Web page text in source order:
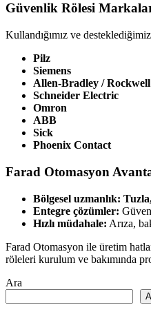
Güvenlik Rölesi
Kullandığımız ve
Pilz
Siemens
Allen-Bradley / Rockwell
Schneider Electric
Omron
ABB
Sick
Phoenix Contact
Farad Otomasyon
Bölgesel uzmanlık:
Entegre çözümler:
Hızlı müdahale: Arıza,
Farad Otomasyon ile üretim
röleleri kurulum ve bakımında
Ara